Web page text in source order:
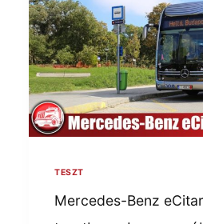
TESZT
Mercedes-Benz